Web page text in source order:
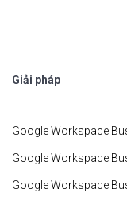
Giải pháp
Google Workspace
Google Workspace
Google Workspace